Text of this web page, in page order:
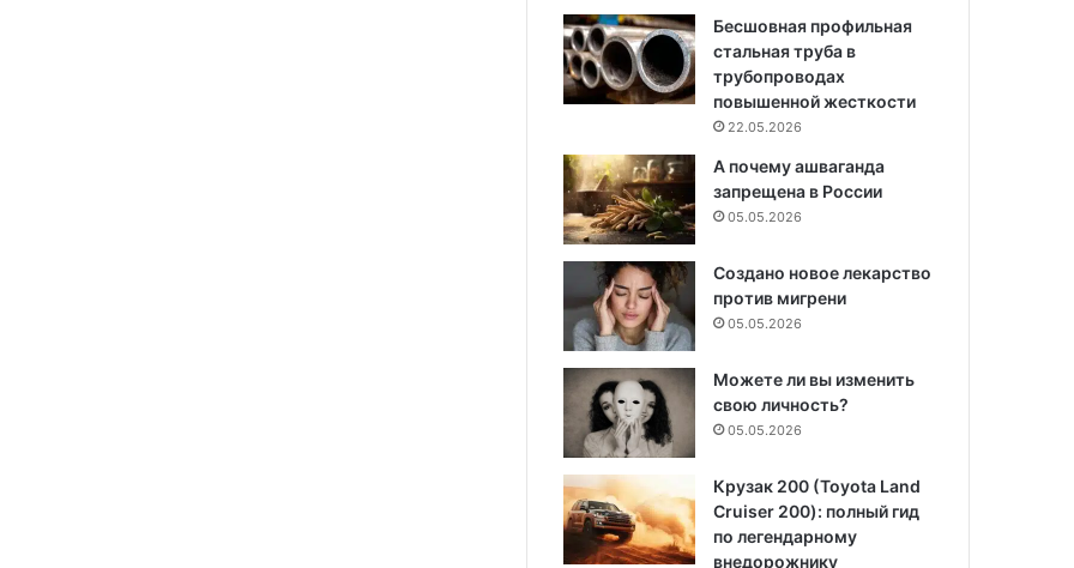
Бесшовная профильная
стальная труба в
трубопроводах
повышенной жесткости
22.05.2026
А почему ашваганда
запрещена в России
05.05.2026
Создано новое лекарство
против мигрени
05.05.2026
Можете ли вы изменить
свою личность?
05.05.2026
Крузак 200 (Toyota Land
Cruiser 200): полный гид
по легендарному
внедорожнику